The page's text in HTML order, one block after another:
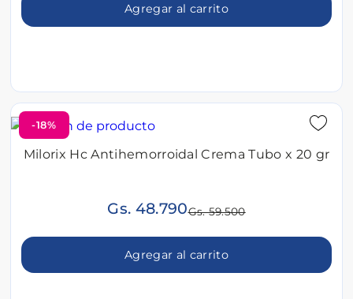
Agregar al carrito
-18%
Milorix Hc Antihemorroidal Crema Tubo x 20 gr
Gs. 48.790Gs. 59.500
Agregar al carrito